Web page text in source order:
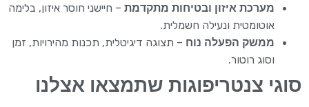
מערכת איזון ובטיחות מתקדמת – חיישני חוסר איזון, בלימה
אוטומטית ונעילה חשמלית.
ממשק הפעלה נוח – תצוגה דיגיטלית, תכנות מהירויות, זמן
וסוג רוטור.
סוגי צנטריפוגות שתמצאו אצלנו